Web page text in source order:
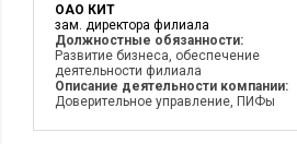
ОАО КИТ
зам. директора филиала
Должностные обязанности:
Развитие бизнеса, обеспечение
деятельности филиала
Описание деятельности компании:
Доверительное управление, ПИФы